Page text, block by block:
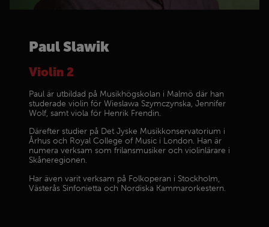
Paul Slawik
Violin 2
Paul är utbildad på Musikhögskolan i Malmö där han
studerade violin för Wieslawa Szymczynska, Jennifer
Wolf, samt viola för Henrik Frendin.
Därefter studier på Det Jyske Musikkonservatorium i
Århus och Royal College of Music i London. Han är
numera verksam som frilansmusiker och violinlärare i
Skåneregionen.
Har även varit verksam på Folkoperan i Stockholm,
Västerås Sinfonietta och Nordiska Kammarorkestern.